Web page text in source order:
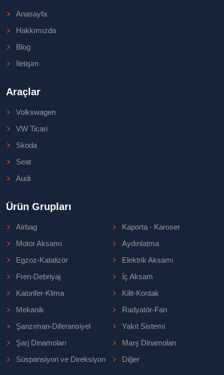
Anasayfa
Hakkımızda
Blog
İletişim
Araçlar
Volkswagen
VW Ticari
Skoda
Seat
Audi
Ürün Grupları
Airbag
Kaporta - Karoser
Motor Aksamı
Aydınlatma
Egzoz-Katalizör
Elektrik Aksamı
Fren-Debriyaj
İç Aksam
Kalorifer-Klima
Kilit-Kontak
Mekanik
Radyatör-Fan
Şanzıman-Diferansiyel
Yakıt Sistemi
Şarj Dinamoları
Marş Dinamoları
Süspansiyon ve Direksiyon
Diğer